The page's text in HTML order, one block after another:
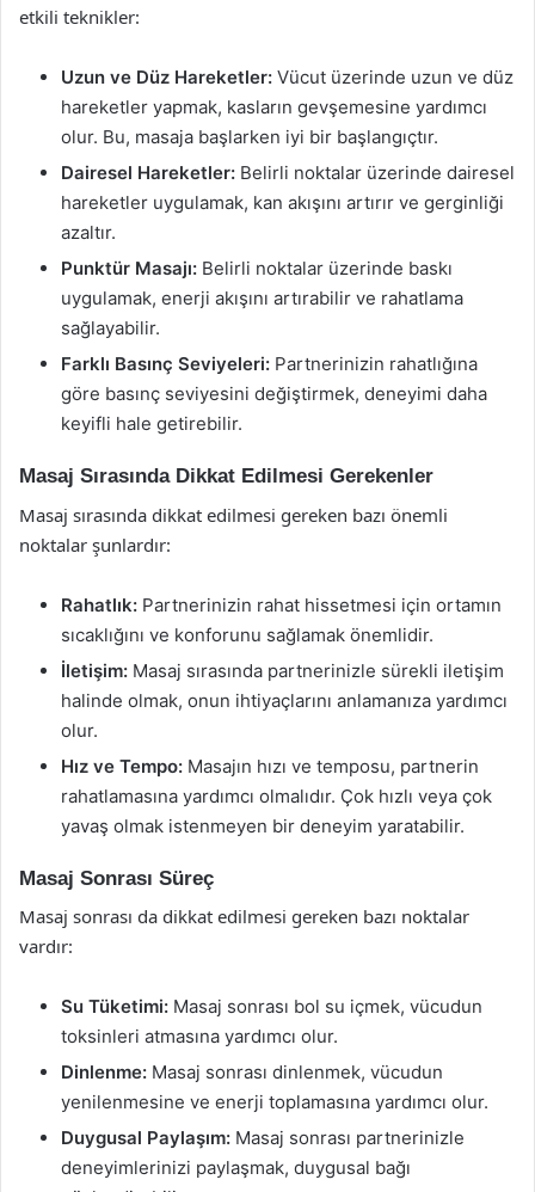
etkili teknikler:
Uzun ve Düz Hareketler: Vücut üzerinde uzun ve düz
hareketler yapmak, kasların gevşemesine yardımcı
olur. Bu, masaja başlarken iyi bir başlangıçtır.
Dairesel Hareketler: Belirli noktalar üzerinde dairesel
hareketler uygulamak, kan akışını artırır ve gerginliği
azaltır.
Punktür Masajı: Belirli noktalar üzerinde baskı
uygulamak, enerji akışını artırabilir ve rahatlama
sağlayabilir.
Farklı Basınç Seviyeleri: Partnerinizin rahatlığına
göre basınç seviyesini değiştirmek, deneyimi daha
keyifli hale getirebilir.
Masaj Sırasında Dikkat Edilmesi Gerekenler
Masaj sırasında dikkat edilmesi gereken bazı önemli
noktalar şunlardır:
Rahatlık: Partnerinizin rahat hissetmesi için ortamın
sıcaklığını ve konforunu sağlamak önemlidir.
İletişim: Masaj sırasında partnerinizle sürekli iletişim
halinde olmak, onun ihtiyaçlarını anlamanıza yardımcı
olur.
Hız ve Tempo: Masajın hızı ve temposu, partnerin
rahatlamasına yardımcı olmalıdır. Çok hızlı veya çok
yavaş olmak istenmeyen bir deneyim yaratabilir.
Masaj Sonrası Süreç
Masaj sonrası da dikkat edilmesi gereken bazı noktalar
vardır:
Su Tüketimi: Masaj sonrası bol su içmek, vücudun
toksinleri atmasına yardımcı olur.
Dinlenme: Masaj sonrası dinlenmek, vücudun
yenilenmesine ve enerji toplamasına yardımcı olur.
Duygusal Paylaşım: Masaj sonrası partnerinizle
deneyimlerinizi paylaşmak, duygusal bağı